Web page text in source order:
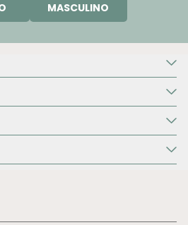
MASCULINO